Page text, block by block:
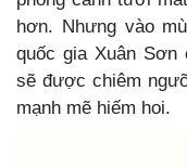
hơn. Nhưng vào
quốc gia Xuân
sẽ được chiêm
mạnh mẽ hiếm hoi.